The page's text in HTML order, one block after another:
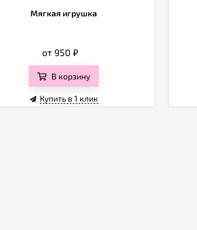
Мягкая игрушка
от 950 ₽
В корзину
Купить в 1 клик